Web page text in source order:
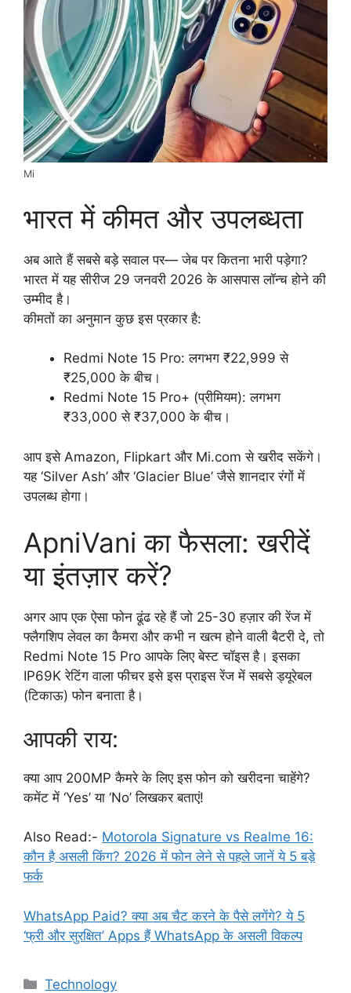
Mi
भारत में कीमत और उपलब्धता
अब आते हैं सबसे बड़े सवाल पर— जेब पर कितना भारी पड़ेगा?
भारत में यह सीरीज 29 जनवरी 2026 के आसपास लॉन्च होने की
उम्मीद है।
कीमतों का अनुमान कुछ इस प्रकार है:
Redmi Note 15 Pro: लगभग ₹22,999 से
₹25,000 के बीच।
Redmi Note 15 Pro+ (प्रीमियम): लगभग
₹33,000 से ₹37,000 के बीच।
आप इसे Amazon, Flipkart और Mi.com से खरीद सकेंगे।
यह ‘Silver Ash’ और ‘Glacier Blue’ जैसे शानदार रंगों में
उपलब्ध होगा।
ApniVani का फैसला: खरीदें
या इंतज़ार करें?
अगर आप एक ऐसा फोन ढूंढ रहे हैं जो 25-30 हज़ार की रेंज में
फ्लैगशिप लेवल का कैमरा और कभी न खत्म होने वाली बैटरी दे, तो
Redmi Note 15 Pro आपके लिए बेस्ट चॉइस है। इसका
IP69K रेटिंग वाला फीचर इसे इस प्राइस रेंज में सबसे ड्यूरेबल
(टिकाऊ) फोन बनाता है।
आपकी राय:
क्या आप 200MP कैमरे के लिए इस फोन को खरीदना चाहेंगे?
कमेंट में ‘Yes’ या ‘No’ लिखकर बताएं!
Also Read:- Motorola Signature vs Realme 16:
कौन है असली किंग? 2026 में फोन लेने से पहले जानें ये 5 बड़े
फर्क
WhatsApp Paid? क्या अब चैट करने के पैसे लगेंगे? ये 5
‘फ्री और सुरक्षित’ Apps हैं WhatsApp के असली विकल्प
Categories
Technology